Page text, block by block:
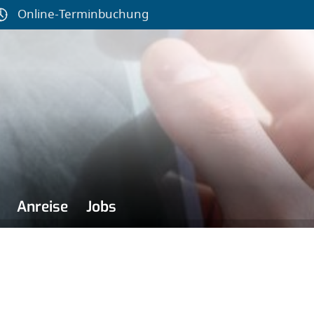
Online-Terminbuchung
Anreise Jobs